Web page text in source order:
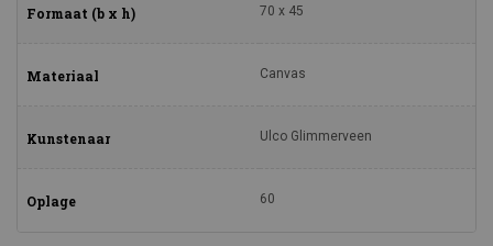
Formaat (b x h) 70 x 45
Materiaal Canvas
Kunstenaar Ulco Glimmerveen
Oplage 60